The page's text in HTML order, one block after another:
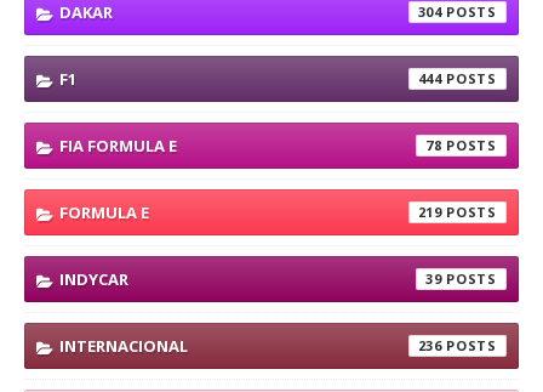
DAKAR 304
F1 444
FIA FORMULA E 78
FORMULA E 219
INDYCAR 39
INTERNACIONAL 236